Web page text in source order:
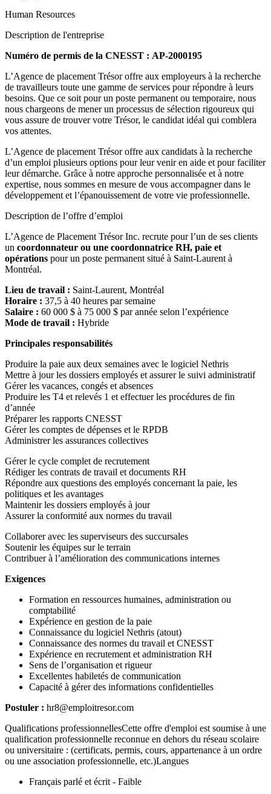
Human Resources
Description de l'entreprise
Numéro de permis de la CNESST : AP-2000195
L’Agence de placement Trésor offre aux employeurs à la recherche
de travailleurs toute une gamme de services pour répondre à leurs
besoins. Que ce soit pour un poste permanent ou temporaire, nous
nous chargeons de mener un processus de sélection rigoureux qui
vous assure de trouver votre Trésor, le candidat idéal qui comblera
vos attentes.
L’Agence de placement Trésor offre aux candidats à la recherche
d’un emploi plusieurs options pour leur venir en aide et pour faciliter
leur démarche. Grâce à notre approche personnalisée et à notre
expertise, nous sommes en mesure de vous accompagner dans le
développement et l’épanouissement de votre vie professionnelle.
Description de l’offre d’emploi
L’Agence de Placement Trésor Inc. recrute pour l’un de ses clients
un coordonnateur ou une coordonnatrice RH, paie et
opérations pour un poste permanent situé à Saint-Laurent à
Montréal.
Lieu de travail : Saint-Laurent, Montréal
Horaire : 37,5 à 40 heures par semaine
Salaire : 60 000 $ à 75 000 $ par année selon l’expérience
Mode de travail : Hybride
Principales responsabilités
Produire la paie aux deux semaines avec le logiciel Nethris
Mettre à jour les dossiers employés et assurer le suivi administratif
Gérer les vacances, congés et absences
Produire les T4 et relevés 1 et effectuer les procédures de fin
d’année
Préparer les rapports CNESST
Gérer les comptes de dépenses et le RPDB
Administrer les assurances collectives
Gérer le cycle complet de recrutement
Rédiger les contrats de travail et documents RH
Répondre aux questions des employés concernant la paie, les
politiques et les avantages
Maintenir les dossiers employés à jour
Assurer la conformité aux normes du travail
Collaborer avec les superviseurs des succursales
Soutenir les équipes sur le terrain
Contribuer à l’amélioration des communications internes
Exigences
Formation en ressources humaines, administration ou
comptabilité
Expérience en gestion de la paie
Connaissance du logiciel Nethris (atout)
Connaissance des normes du travail et CNESST
Expérience en recrutement et administration RH
Sens de l’organisation et rigueur
Excellentes habiletés de communication
Capacité à gérer des informations confidentielles
Postuler : hr8@emploitresor.com
Qualifications professionnellesCette offre d'emploi est soumise à une
qualification professionnelle reconnue en dehors du réseau scolaire
ou universitaire : (certificats, permis, cours, appartenance à un ordre
ou une association professionnelle, etc.)Langues
Français parlé et écrit - Faible